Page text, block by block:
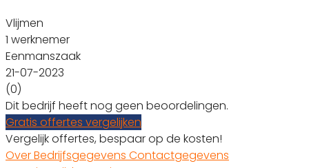
Vlijmen
1 werknemer
Eenmanszaak
21-07-2023
(0)
Dit bedrijf heeft nog geen beoordelingen.
Gratis offertes vergelijken
Vergelijk offertes, bespaar op de kosten!
OverBedrijfsgegevens Contactgegevens